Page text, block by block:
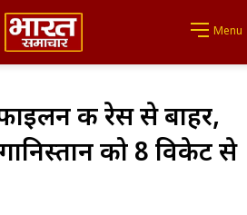
Menu
की रेस से बाहर,
को 8 विकेट से